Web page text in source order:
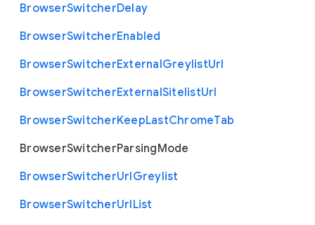
BrowserSwitcherDelay
BrowserSwitcherEnabled
BrowserSwitcherExternalGreylistUrl
BrowserSwitcherExternalSitelistUrl
BrowserSwitcherKeepLastChromeTab
BrowserSwitcherParsingMode
BrowserSwitcherUrlGreylist
BrowserSwitcherUrlList